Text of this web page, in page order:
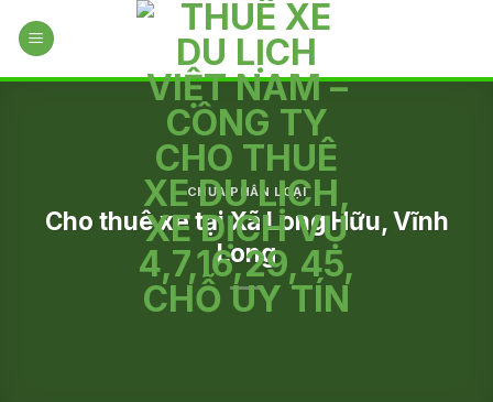
CHƯA PHÂN LOẠI
Cho thuê xe tại Xã Long Hữu, Vĩnh
Long